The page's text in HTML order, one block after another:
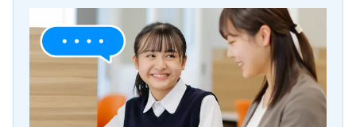
数学（教科書：啓林館）
北部中はテストは応用的な問題も含め、習った単元から網
羅的に出題されています。また、ほぼ記述問題なので、途中
式含め求められるよう深く理解しておく必要があります。宿
題や課題が出ない分、トライでは何に取り組んだらいいか
など指導させて頂いています。